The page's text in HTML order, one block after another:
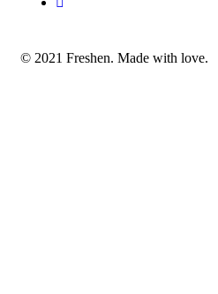
© 2021 Freshen. Made with love.